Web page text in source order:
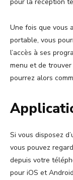
Une fois que vous
portable, vous
l’accès à ses
menu et de
pourrez alors
Si vous disposez
vous pouvez
depuis votre
pour iOS et